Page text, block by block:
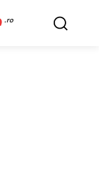
.ro